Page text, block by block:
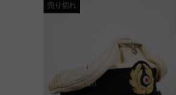
売り切れ